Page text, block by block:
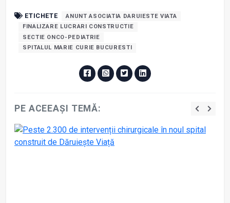
ETICHETE
ANUNT ASOCIATIA DARUIESTE VIATA
FINALIZARE LUCRARI CONSTRUCTIE
SECTIE ONCO-PEDIATRIE
SPITALUL MARIE CURIE BUCURESTI
PE ACEEAȘI TEMĂ: